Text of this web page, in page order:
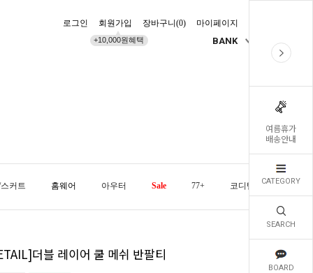
여름휴가
배송안내
CATEGORY
SEARCH
BOARD
로그인 회원가입
+10,000원혜택
장바구니(0) 마이페이지
BANK
커트 홈웨어 아우터 Sale 77+ 코디템 오늘발송
더블 레이어 쿨 메쉬 반팔티